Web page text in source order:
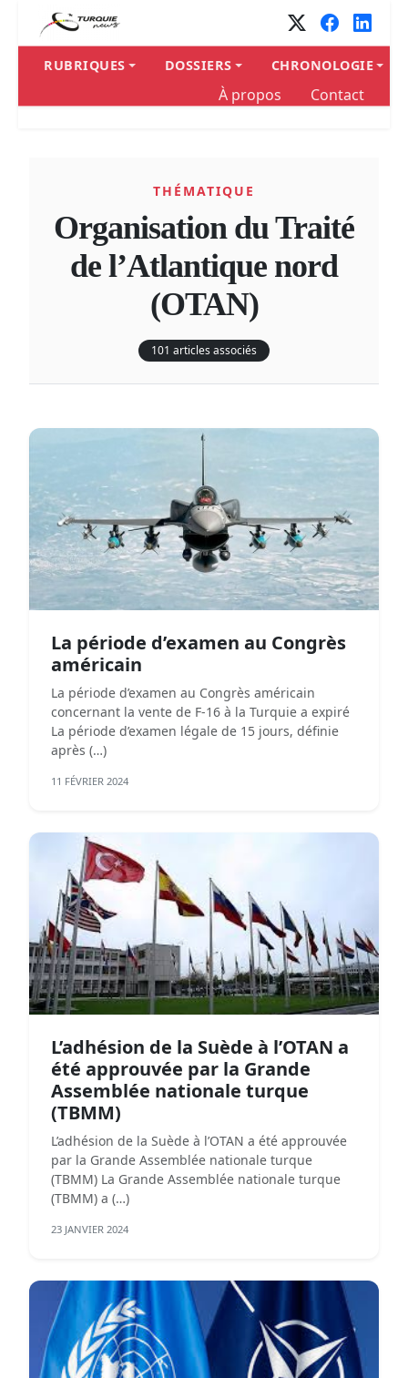
RUBRIQUES DOSSIERS CHRONOLOGIE
À propos Contact
THÉMATIQUE
Organisation du Traité
de l’Atlantique nord
(OTAN)
101 articles associés
La période d’examen au Congrès
américain
La période d’examen au Congrès américain
concernant la vente de F-16 à la Turquie a expiré
La période d’examen légale de 15 jours, définie
après (…)
11 FÉVRIER 2024
L’adhésion de la Suède à l’OTAN a
été approuvée par la Grande
Assemblée nationale turque
(TBMM)
L’adhésion de la Suède à l’OTAN a été approuvée
par la Grande Assemblée nationale turque
(TBMM) La Grande Assemblée nationale turque
(TBMM) a (…)
23 JANVIER 2024